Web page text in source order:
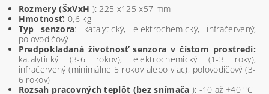
Rozmery (ŠxVxH ): 225 x125 x57 mm
Hmotnosť: 0,6 kg
Typ senzora: katalytický, elektrochemický, infračervený,
polovodičový
Predpokladaná životnosť senzora v čistom prostredí:
katalytický (3-6 rokov), elektrochemický (1-3 roky),
infračervený (minimálne 5 rokov alebo viac), polovodičový (3-
6 rokov)
Rozsah pracovných teplôt (bez snímača ): -10 až +40 °C